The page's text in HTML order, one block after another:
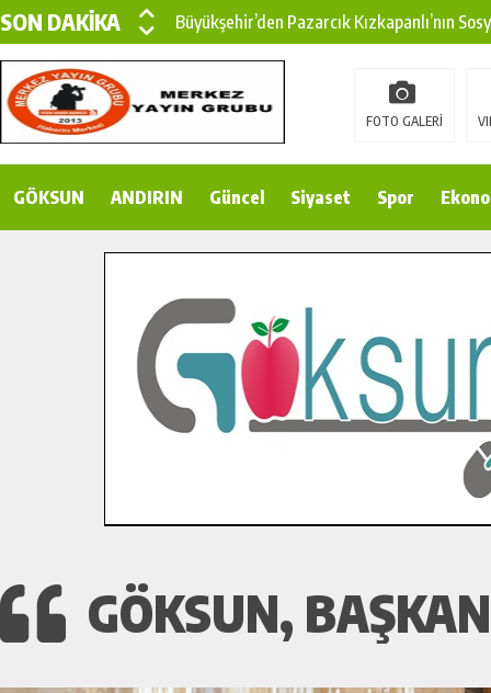
SON DAKİKA
Büyükşehir’den Pazarcık Kızkapanlı’nın
Büyükşehir’den Pazarcık Kırsalına Modern
Çin’den KSÜ’ye Uluslararası Başarı:
Gençler Pusula Maraş Kampında Yeni
İlçe Jandarma Komutanı Karakaya’dan
Bertiz’in Yeni Köprüsünde Sona Doğru.
FOTO GALERİ
GÖKSUN ANDIRIN Güncel Siyaset Spor
GÖKSUN,